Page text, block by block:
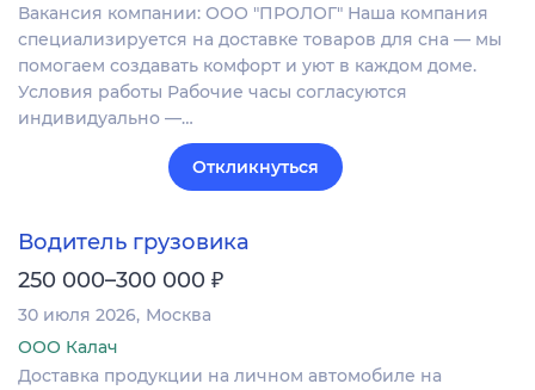
Вакансия компании: ООО "ПРОЛОГ" Наша компания
специализируется на доставке товаров для сна — мы
помогаем создавать комфорт и уют в каждом доме.
Условия работы Рабочие часы согласуются
индивидуально —…
Откликнуться
Водитель грузовика
250 000–300 000 ₽
30 июля 2026 Москва
ООО Калач
Доставка продукции на личном автомобиле на